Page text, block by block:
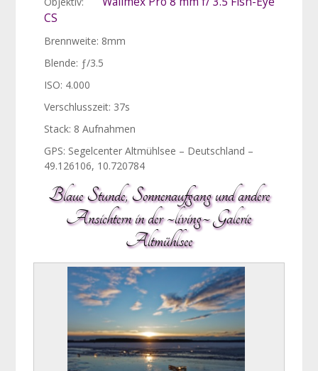
CS
Brennweite: 8mm
Blende: ƒ/3.5
ISO: 4.000
Verschlusszeit: 37s
Stack: 8 Aufnahmen
GPS: Segelcenter Altmühlsee – Deutschland –
49.126106, 10.720784
Blaue Stunde, Sonnenaufgang und andere
Ansichtern in der ~living~ Galerie
Altmühlsee